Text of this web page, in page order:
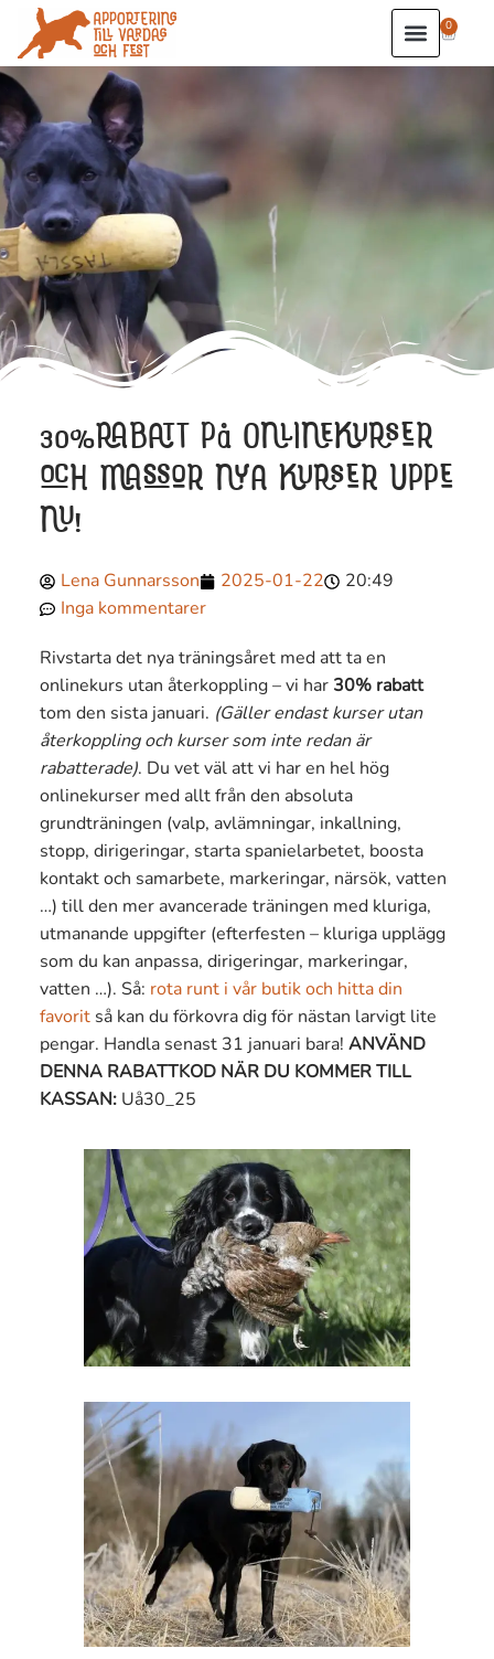
0
30%RABATT PÅ ONLINEKURSER
OCH MASSOR NYA KURSER UPPE
NU!
Lena Gunnarsson 2025-01-22
20:49
Inga kommentarer
Rivstarta det nya träningsåret med att ta en
onlinekurs utan återkoppling – vi har 30% rabatt
tom den sista januari. (Gäller endast kurser utan
återkoppling och kurser som inte redan är
rabatterade). Du vet väl att vi har en hel hög
onlinekurser med allt från den absoluta
grundträningen (valp, avlämningar, inkallning,
stopp, dirigeringar, starta spanielarbetet, boosta
kontakt och samarbete, markeringar, närsök, vatten
…) till den mer avancerade träningen med kluriga,
utmanande uppgifter (efterfesten – kluriga upplägg
som du kan anpassa, dirigeringar, markeringar,
vatten …). Så: rota runt i vår butik och hitta din
favorit så kan du förkovra dig för nästan larvigt lite
pengar. Handla senast 31 januari bara! ANVÄND
DENNA RABATTKOD NÄR DU KOMMER TILL
KASSAN: Uå30_25